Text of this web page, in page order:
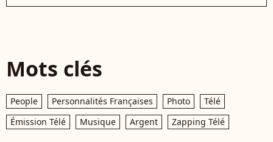
Mots clés
People Personnalités Françaises Photo
Télé
Émission Télé
Musique Argent Zapping Télé